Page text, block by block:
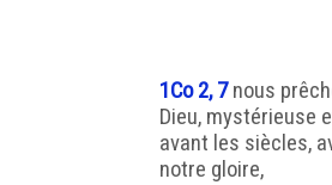
1Co 2, 7nous
Dieu, mystérieuse
avant les siècles,
notre gloire,